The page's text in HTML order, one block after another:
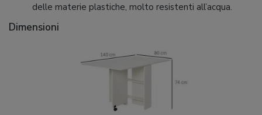
delle materie plastiche, molto resistenti all’acqua.
Dimensioni